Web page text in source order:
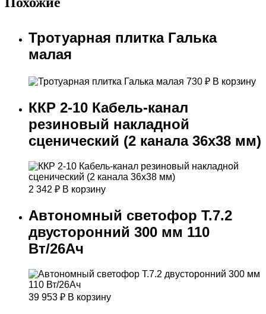
Тротуарная плитка Галька
малая
730 ₽ В корзину
ККР 2-10 Кабель-канал
резиновый накладной
сценический (2 канала 36х38 мм)
2 342 ₽ В корзину
Автономный светофор Т.7.2
двусторонний 300 мм 110
Вт/26Ач
39 953 ₽ В корзину